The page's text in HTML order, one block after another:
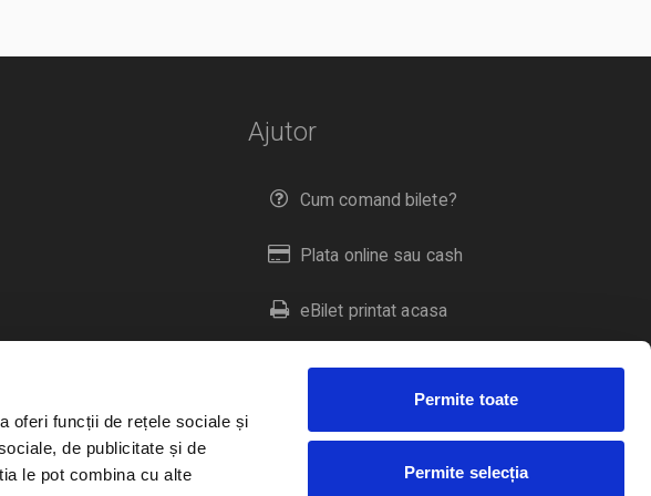
oferi funcții de rețele sociale și
de publicitate și de
le pot combina cu alte
Permite toate
Permite selecția
Ajutor
Cum comand bilete?
Plata online sau cash
eBilet printat acasa
Livrare prin curier
Duplicare bilete